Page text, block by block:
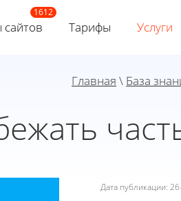
Тарифы Услуги
Главная \ База
Дата публикации: